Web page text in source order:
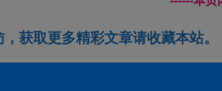
获取更多精彩文章请收藏本站。